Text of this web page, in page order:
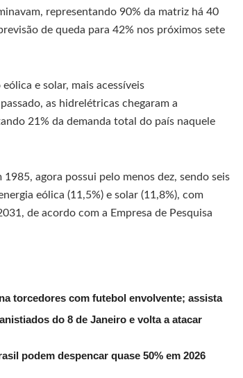
representando 90% da matriz há 40
de queda para 42% nos próximos sete
e solar, mais acessíveis
as hidrelétricas chegaram a
21% da demanda total do país naquele
agora possui pelo menos dez, sendo seis
eólica (11,5%) e solar (11,8%), com
de acordo com a Empresa de Pesquisa
torcedores com futebol envolvente; assista
do 8 de Janeiro e volta a atacar
podem despencar quase 50% em 2026